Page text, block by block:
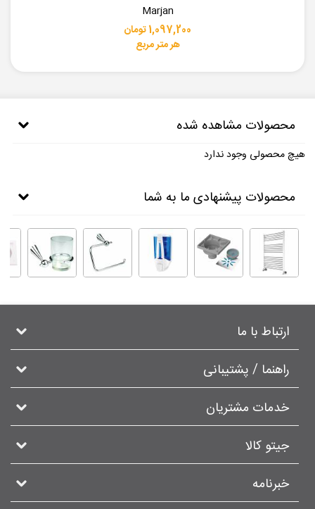
Marjan
1,097,200 تومان
هر متر مربع
محصولات مشاهده شده
هیچ محصولی وجود ندارد
محصولات پیشنهادی ما به شما
ارتباط با ما
راهنما / پشتیبانی
خدمات مشتریان
جیتو کالا
خبرنامه